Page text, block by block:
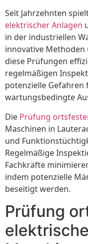
Seit Jahrzehnten
elektrischer Anlagen
in der industriellen
innovative
diese Prüfungen
regelmäßigen
potenzielle
wartungsbedingte
Die Prüfung
Maschinen in
und
Regelmäßige
Fachkräfte
indem potenzielle
beseitigt werden.
Prüfung